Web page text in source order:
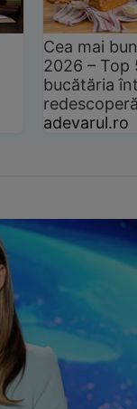
Cea mai
2026 –
bucătăria
adevarul.ro